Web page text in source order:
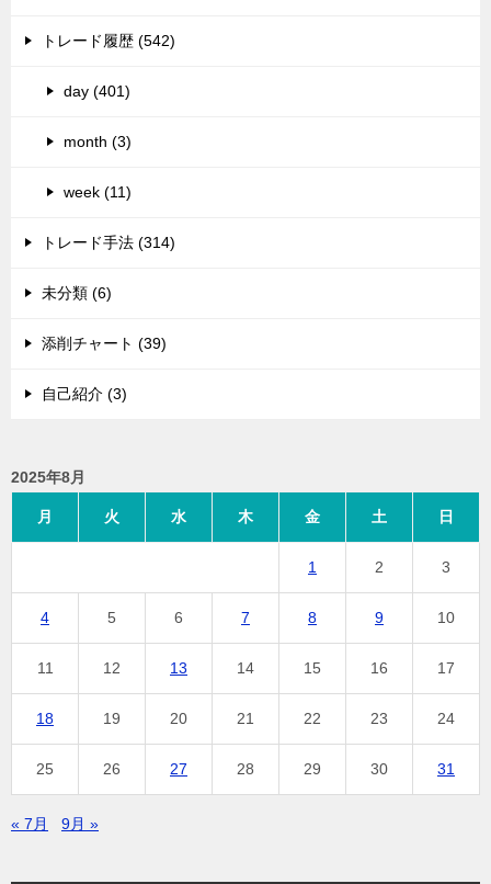
トレード履歴 (542)
day (401)
month (3)
week (11)
トレード手法 (314)
未分類 (6)
添削チャート (39)
自己紹介 (3)
2025年8月
月 火 水 木 金 土 日
1 2 3
4 5 6 7 8 9 10
11 12 13 14 15 16 17
18 19 20 21 22 23 24
25 26 27 28 29 30 31
« 7月 9月 »